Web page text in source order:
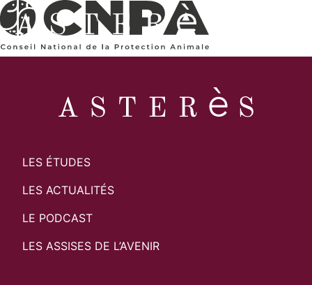
LES ÉTUDES
LES ACTUALITÉS
LE PODCAST
LES ASSISES DE L’AVENIR